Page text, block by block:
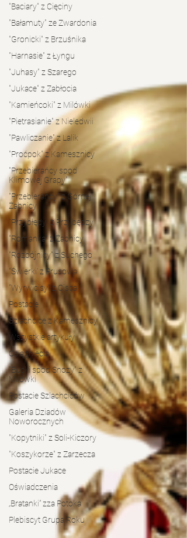
"Baciary" z Cięciny
"Bałamuty" ze Zwardonia
"Gronicki" z Brzuśnika
"Harnasie" z Łyngu
"Juhasy" z Szarego
"Jukace" z Zabłocia
"Kamieńcoki" z Milówki
"Pietrasianie" z Nieledwii
"Pawliczanie" z Lalik
"Proćpok" z Kamesznicy
"Przebierańcy spod
Klimowej Grapy"
"Przebierańcy" z Górnej
Żabnicy
"Przybłędy" z Przybędzy
"Romanka" z Żabnicy
"Rozbójnicy" z Suchego
"Świerki' z Prusowa
"Wyrwicisy" z Cisca
Postacie
Szlachcice z Kamesznicy
Wszystkie artykuły
Osiągnięcia
"Bucki spod Snozy" z
Milówki
Postacie Szlachciców
Galeria Dziadów
Noworocznych
"Kopytniki" z Soli-Kiczory
"Koszykorze" z Zarzecza
Postacie Jukace
Oświadczenia
„Bratanki” zza Potoka
Plebiscyt Grupa Roku